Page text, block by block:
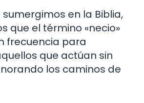
en la Biblia,
que el término «necio»
frecuencia para
que actúan sin
los caminos de